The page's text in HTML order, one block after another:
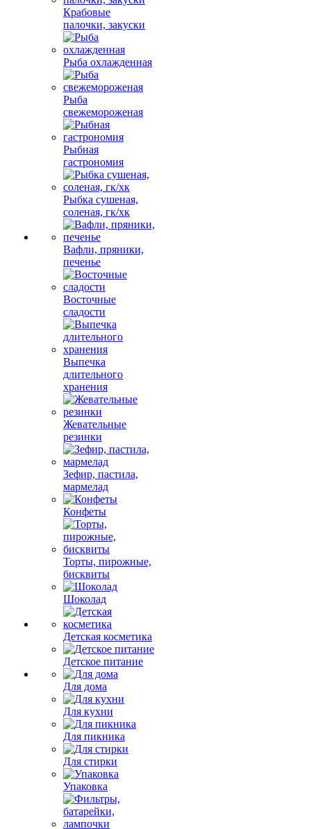
Крабовые
палочки, закуски
Рыба охлажденная
Рыба
свежемороженая
Рыбная
гастрономия
Рыбка сушеная,
соленая, гк/хк
Вафли, пряники,
печенье
Восточные
сладости
Выпечка
длительного
хранения
Жевательные
резинки
Зефир, пастила,
мармелад
Конфеты
Торты, пирожные,
бисквиты
Шоколад
Детская косметика
Детское питание
Для дома
Для кухни
Для пикника
Для стирки
Упаковка